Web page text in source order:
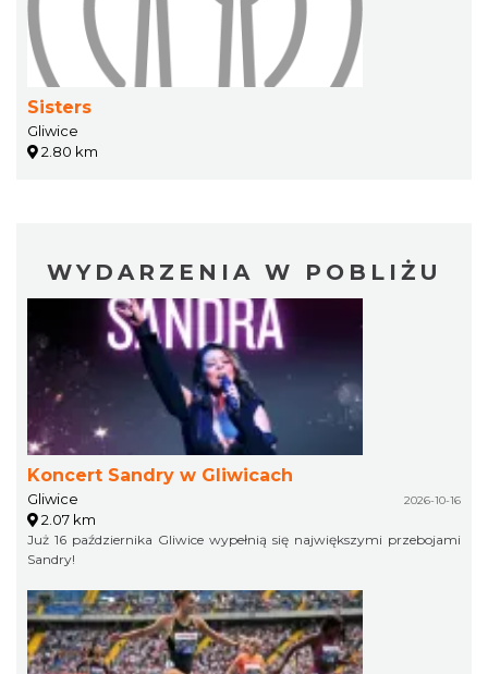
Sisters
Gliwice
2.80 km
WYDARZENIA W POBLIŻU
Koncert Sandry w Gliwicach
Gliwice 2026-10-16
2.07 km
Już 16 października Gliwice wypełnią się największymi przebojami
Sandry!